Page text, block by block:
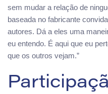
sem mudar a relação de
baseada no fabricante
autores. Dá a eles uma
eu entendo. É aqui que eu
que os outros vejam.”